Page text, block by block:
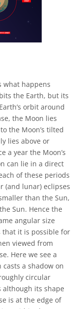
what happens
the Earth, but its
orbit around
the Moon lies
the Moon’s tilted
lies above or
a year the Moon’s
can lie in a direct
of these periods
(and lunar) eclipses
than the Sun,
Sun. Hence the
angular size
that it is possible for
viewed from
Here we see a
a shadow on
circular
although its shape
is at the edge of